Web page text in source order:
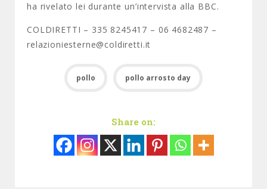
ha rivelato lei durante un’intervista alla BBC.
COLDIRETTI – 335 8245417 – 06 4682487 –
relazioniesterne@coldiretti.it
pollo pollo arrosto day
Share on: